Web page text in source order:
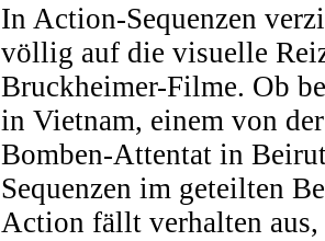
In Action-Sequenzen
völlig auf die visuelle
Bruckheimer-Filme. Ob
in Vietnam, einem von
Bomben-Attentat in
Sequenzen im geteilten
Action fällt verhalten